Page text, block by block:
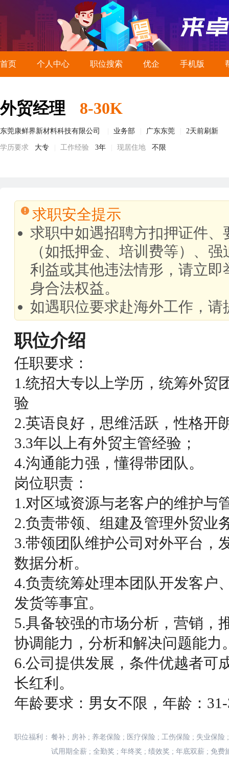
首页 个人中心 职位搜索 优企 手机版
外贸经理 8-30K
东莞康鲜界新材料科技有限公司 业务部 广东东莞 2天前刷新
学历要求 大专 工作经验 3年 现居住地 不限
求职安全提示
求职中如遇招聘方扣押证件
（如抵押金、培训费等）、
利益或其他违法情形，请立
身合法权益。
如遇职位要求赴海外工作，
职位介绍
任职要求：
1.统招大专以上学历，统筹外贸
验
2.英语良好，思维活跃，性格开
3.3年以上有外贸主管经验；
4.沟通能力强，懂得带团队。
岗位职责：
1.对区域资源与老客户的维护与
2.负责带领、组建及管理外贸业
3.带领团队维护公司对外平台，
数据分析。
4.负责统筹处理本团队开发客户
发货等事宜。
5.具备较强的市场分析，营销，
协调能力，分析和解决问题能力
6.公司提供发展，条件优越者可
长红利。
年龄要求：男女不限，年龄：
职位福利： 餐补 ; 房补 ; 养老保险 ; 医疗保险 ; 工伤保险 ; 失业保险 ;
试用期全薪 ; 全勤奖 ; 年终奖 ; 绩效奖 ; 年底双薪 ; 免费